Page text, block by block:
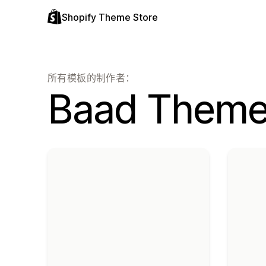
Shopify Theme Store
所有模板的制作者：
Baad